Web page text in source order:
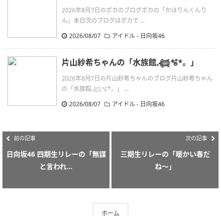
2026年8月7日のポカのブログポカの「かほりんくんり
ん」本日次のブログはポカで ...
2026/08/07
アイドル - 日向坂46
片山紗希ちゃんの「水族館𓈒𓆉🫧‪*。」
2026年8月7日の片山紗希ちゃんのブログ片山紗希ちゃん
の「水族館𓈒𓆉🫧‪*。」 ...
2026/08/07
アイドル - 日向坂46
前の記事
日向坂46 四期生リレーの「無謀
と言われ...
次の記事
三期生リレーの「暖かい春だ
ね〜」
ホーム